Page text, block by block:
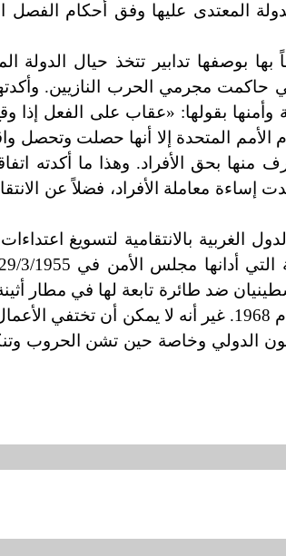
المعتدى عليها وفق أحكام الفصل
بوصفها تدابير تتخذ حيال الدولة
مجرمي الحرب النازيين.
بقولها: «عقاب على الفعل إذا
المتحدة إلا أنها حصلت وتحصل
منها بحق الأفراد. وهذا ما أكدته
تلك الاتفاقيات التي عدت إساءة معاملة الأفراد،
الغربية بالانتقامية لتسويغ
أُدينت إسرائيل على هذا الهجوم بقرار مجلس الأمن رقم 262 لعام 1968. غير
الدولي وخاصة حين تشن الحروب